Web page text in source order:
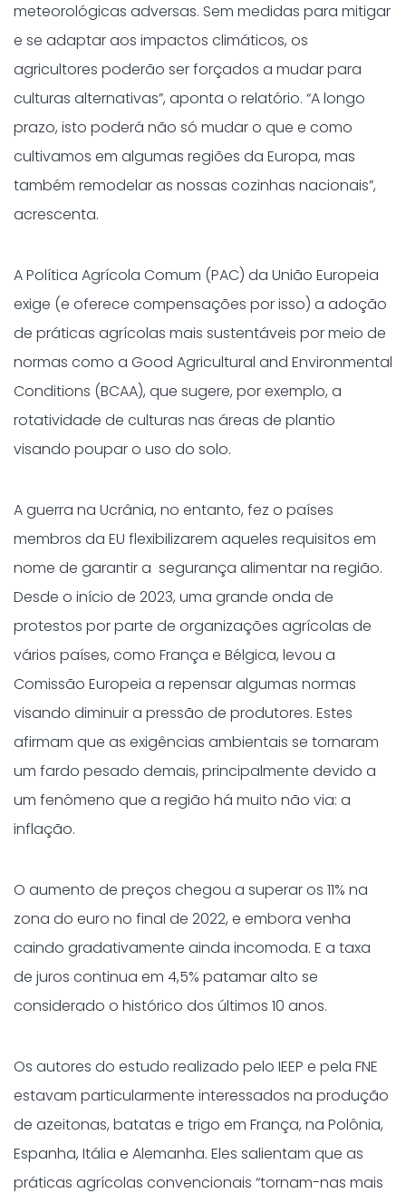
meteorológicas adversas. Sem medidas para mitigar
e se adaptar aos impactos climáticos, os
agricultores poderão ser forçados a mudar para
culturas alternativas”, aponta o relatório. “A longo
prazo, isto poderá não só mudar o que e como
cultivamos em algumas regiões da Europa, mas
também remodelar as nossas cozinhas nacionais”,
acrescenta.
A Política Agrícola Comum (PAC) da União Europeia
exige (e oferece compensações por isso) a adoção
de práticas agrícolas mais sustentáveis por meio de
normas como a Good Agricultural and Environmental
Conditions (BCAA), que sugere, por exemplo, a
rotatividade de culturas nas áreas de plantio
visando poupar o uso do solo.
A guerra na Ucrânia, no entanto, fez o países
membros da EU flexibilizarem aqueles requisitos em
nome de garantir a segurança alimentar na região.
Desde o início de 2023, uma grande onda de
protestos por parte de organizações agrícolas de
vários países, como França e Bélgica, levou a
Comissão Europeia a repensar algumas normas
visando diminuir a pressão de produtores. Estes
afirmam que as exigências ambientais se tornaram
um fardo pesado demais, principalmente devido a
um fenômeno que a região há muito não via: a
inflação.
O aumento de preços chegou a superar os 11% na
zona do euro no final de 2022, e embora venha
caindo gradativamente ainda incomoda. E a taxa
de juros continua em 4,5% patamar alto se
considerado o histórico dos últimos 10 anos.
Os autores do estudo realizado pelo IEEP e pela FNE
estavam particularmente interessados ​​na produção
de azeitonas, batatas e trigo em França, na Polônia,
Espanha, Itália e Alemanha. Eles salientam que as
práticas agrícolas convencionais “tornam-nas mais